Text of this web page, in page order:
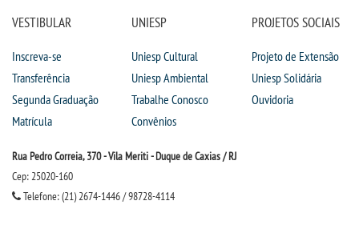
VESTIBULAR
Inscreva-se
Transferência
Segunda Graduação
Matrícula
UNIESP
Uniesp Cultural
Uniesp Ambiental
Trabalhe Conosco
Convênios
PROJETOS SOCIAIS
Projeto de Extensão
Uniesp Solidária
Ouvidoria
Rua Pedro Correia, 370 - Vila Meriti - Duque de Caxias / RJ
Cep: 25020-160
Telefone: (21) 2674-1446 / 98728-4114